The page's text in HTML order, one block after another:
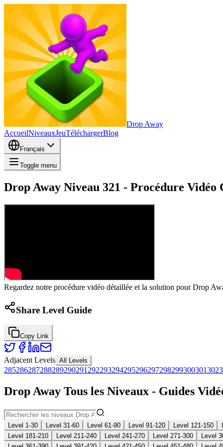
Drop Away
AccueilNiveauxJeuTéléchargerBlog
Français
Toggle menu
Drop Away Niveau 321 - Procédure Vidéo
Regardez notre procédure vidéo détaillée et la solution pour Drop
Share Level Guide
Copy Link
Adjacent Levels All Levels
285286287288289290291 292293294295296297298299300301302
Drop Away Tous les Niveaux - Guides
Level 1-30 Level 31-60 Level 61-90 Level 91-120 Level 121-150
Level 181-210
Level 211-240 Level 241-270 Level 271-300
Level